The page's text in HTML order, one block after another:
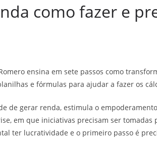
como fazer e
ensina em sete passos como
e fórmulas para ajudar a fazer os
de gerar renda, estimula o
em que iniciativas precisam ser tomadas
ter lucratividade e o primeiro passo é